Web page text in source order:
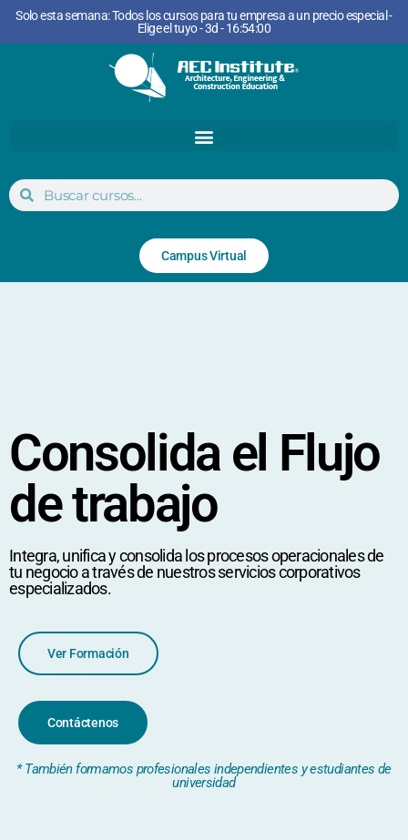
Solo esta semana: Todos los cursos para tu empresa a un precio especial -
Elige el tuyo - 3d - 16:54:00
Campus Virtual
Consolida el Flujo
de trabajo
Integra, unifica y consolida los procesos operacionales de
tu negocio a través de nuestros servicios corporativos
especializados.
Ver Formación
Contáctenos
* También formamos profesionales independientes y estudiantes de
universidad